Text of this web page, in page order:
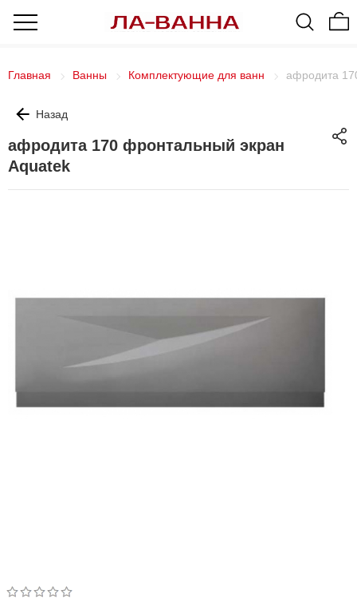
Главная Ванны Комплектующие для ванн афродита
Назад
афродита 170 фронтальный экран
Aquatek